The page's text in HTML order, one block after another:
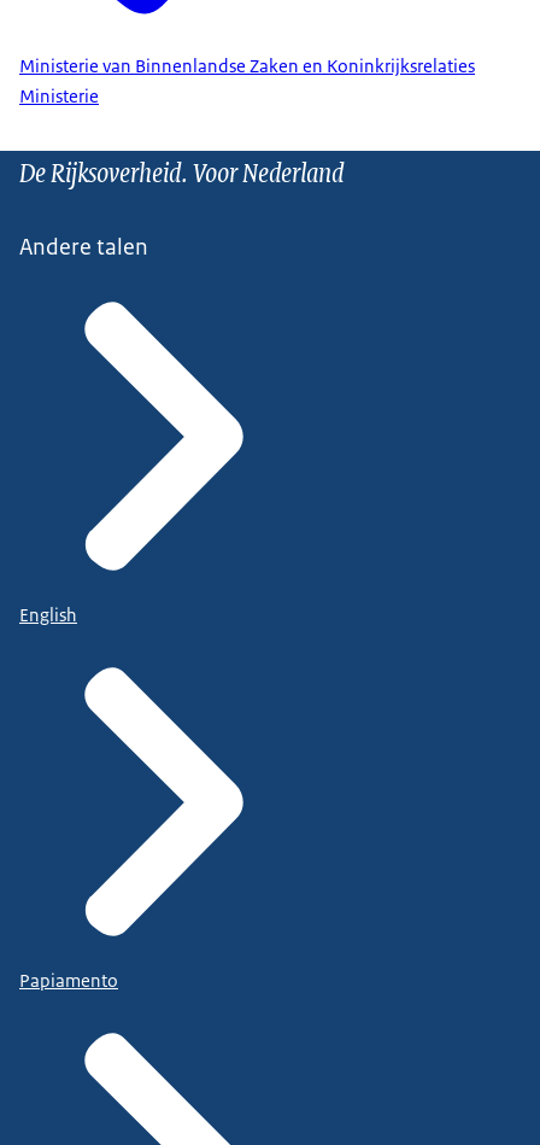
Ministerie van Binnenlandse Zaken en Koninkrijksrelaties
Ministerie
De Rijksoverheid. Voor Nederland
Andere talen
English
Papiamento